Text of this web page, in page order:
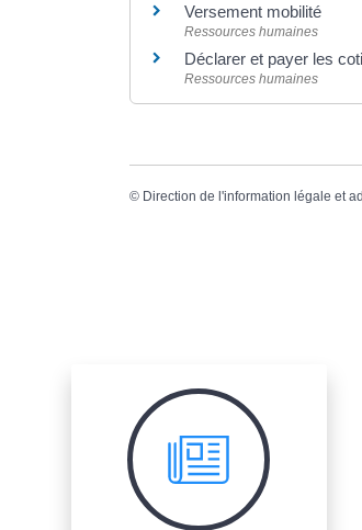
Versement mobilité
Ressources humaines
Déclarer et payer les
Ressources humaines
© Direction de l'information légale et